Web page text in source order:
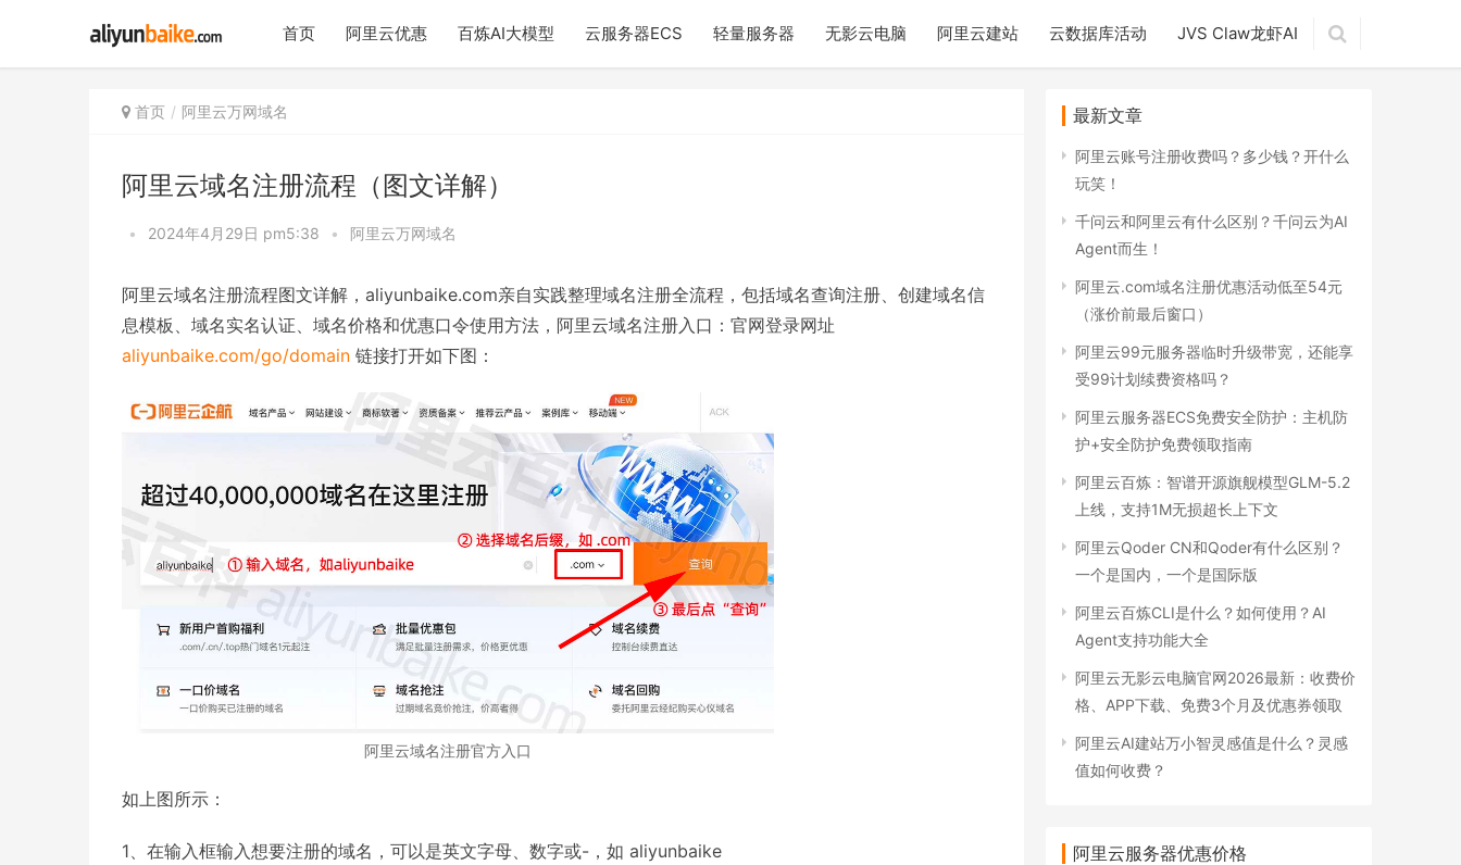
首页 阿里云优惠 百炼AI大模型 云服务器ECS 轻量服务器 无影云电脑 阿里云建站 云数据库活动 JVS Claw龙虾AI
首页 阿里云万网域名
阿里云域名注册流程（图文详解）
• 2024年4月29日 pm5:38 • 阿里云万网域名
阿里云域名注册流程图文详解，aliyunbaike.com亲自实践整理域名注册全流程，包括域名查询注册、创建域名信
息模板、域名实名认证、域名价格和优惠口令使用方法，阿里云域名注册入口：官网登录网址
aliyunbaike.com/go/domain 链接打开如下图：
阿里云域名注册官方入口
如上图所示：
1、在输入框输入想要注册的域名，可以是英文字母、数字或-，如 aliyunbaike
最新文章
阿里云账号注册收费吗？多少钱？开什么
玩笑！
千问云和阿里云有什么区别？千问云为AI
Agent而生！
阿里云.com域名注册优惠活动低至54元
（涨价前最后窗口）
阿里云99元服务器临时升级带宽，还能享
受99计划续费资格吗？
阿里云服务器ECS免费安全防护：主机防
护+安全防护免费领取指南
阿里云百炼：智谱开源旗舰模型GLM-5.2
上线，支持1M无损超长上下文
阿里云Qoder CN和Qoder有什么区别？
一个是国内，一个是国际版
阿里云百炼CLI是什么？如何使用？AI
Agent支持功能大全
阿里云无影云电脑官网2026最新：收费价
格、APP下载、免费3个月及优惠券领取
阿里云AI建站万小智灵感值是什么？灵感
值如何收费？
阿里云服务器优惠价格